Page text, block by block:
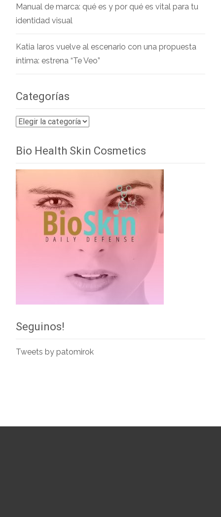
Manual de marca: qué es y por qué es vital para tu
identidad visual
Katia Iaros vuelve al escenario con una propuesta
íntima: estrena “Te Veo”
Categorías
Categorías
Bio Health Skin Cosmetics
Seguinos!
Tweets by patomirok